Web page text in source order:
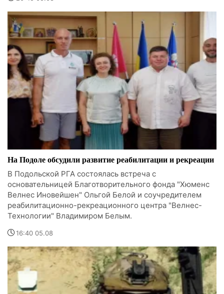
На Подоле обсудили развитие реабилитации и рекреации
В Подольской РГА состоялась встреча с
основательницей Благотворительного фонда "Хюменс
Велнес Иновейшен" Ольгой Белой и соучредителем
реабилитационно-рекреационного центра "Велнес-
Технологии" Владимиром Белым.
16:40 05.08